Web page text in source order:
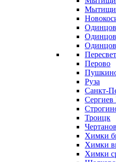
Мытищи
Пересвет
Перово
Руза
Санкт-
Сергиев
Троицк
Химки
Химки
Химки